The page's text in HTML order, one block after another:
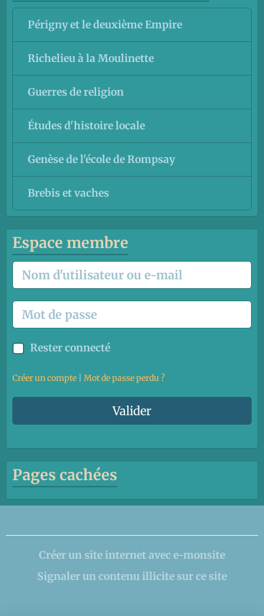
Périgny et le deuxième Empire
Richelieu à la Moulinette
Guerres de religion
Études d'histoire locale
Genèse de l'école de Rompsay
Brebis et vaches
Espace membre
Rester connecté
Créer un compte Mot de passe perdu ?
Valider
Pages cachées
Créer un site internet avec e-monsite
Signaler un contenu illicite sur ce site